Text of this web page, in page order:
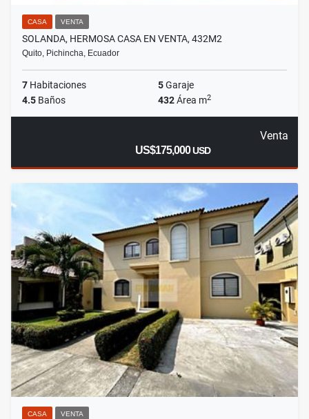
CASA VENTA
SOLANDA, HERMOSA CASA EN VENTA, 432M2
Quito, Pichincha, Ecuador
7 Habitaciones 5Garaje
4.5 Baños 432Área m2
Venta
US$175,000USD
CASA VENTA